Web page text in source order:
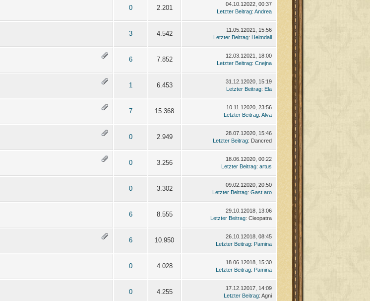
0 2.201
04.10.12022, 00:37
Letzter Beitrag: Andrea
3 4.542
11.05.12021, 15:56
Letzter Beitrag: Heimdall
6 7.852
12.03.12021, 18:00
Letzter Beitrag: Cnejna
1 6.453
31.12.12020, 15:19
Letzter Beitrag: Ela
7 15.368
10.11.12020, 23:56
Letzter Beitrag: Alva
0 2.949
28.07.12020, 15:46
Letzter Beitrag: Dancred
0 3.256
18.06.12020, 00:22
Letzter Beitrag: artus
0 3.302
09.02.12020, 20:50
Letzter Beitrag: Gast aro
6 8.555
29.10.12018, 13:06
Letzter Beitrag: Cleopatra
6 10.950
26.10.12018, 08:45
Letzter Beitrag: Pamina
0 4.028
18.06.12018, 15:30
Letzter Beitrag: Pamina
0 4.255
17.12.12017, 14:09
Letzter Beitrag: Agni